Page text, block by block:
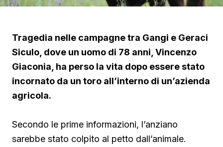
Tragedia nelle campagne tra Gangi e Geraci
Siculo, dove un uomo di 78 anni, Vincenzo
Giaconia, ha perso la vita dopo essere stato
incornato da un toro all’interno di un’azienda
agricola.
Secondo le prime informazioni, l’anziano
sarebbe stato colpito al petto dall’animale.